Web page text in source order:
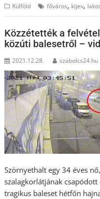
Külföld főváros, kijev,
Közzétették a
közúti balesetről –
2021.12.28. szabolcs24.hu
Szörnyethalt egy 34 éves
szalagkorlátjának
tragikus baleset hétfőn